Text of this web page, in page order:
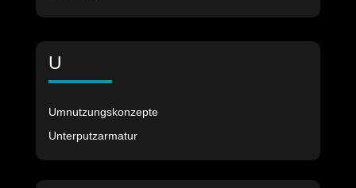
U
Umnutzungskonzepte
Unterputzarmatur